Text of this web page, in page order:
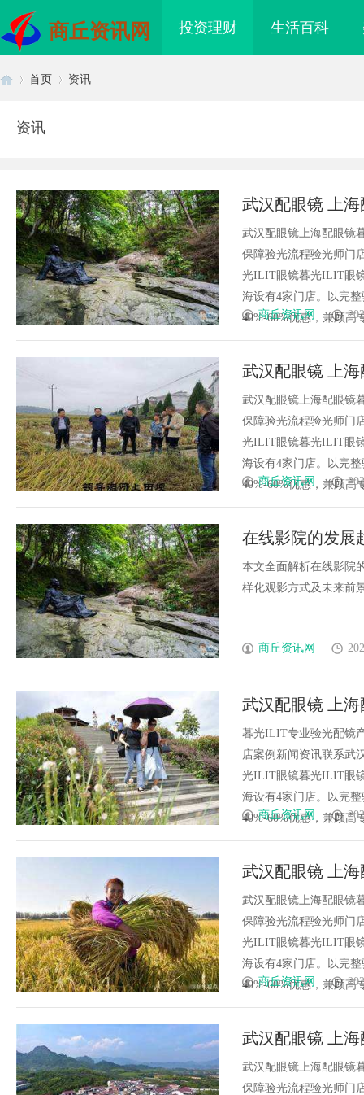
商丘资讯网 投资理财 生活百科
首页 资讯
资讯
武汉配眼镜 上
武汉配眼镜上海配眼镜
保障验光流程验光师门
光ILIT眼镜暮光ILIT眼
海设有4家门店。以完
40%-60%优惠，兼顾高
商丘资讯网
武汉配眼镜 上
武汉配眼镜上海配眼镜
保障验光流程验光师门
光ILIT眼镜暮光ILIT眼
海设有4家门店。以完
40%-60%优惠，兼顾高
商丘资讯网
在线影院的发展
本文全面解析在线影院
样化观影方式及未来前
商丘资讯网
武汉配眼镜 上
暮光ILIT专业验光配镜
店案例新闻资讯联系武
光ILIT眼镜暮光ILIT眼
海设有4家门店。以完
40%-60%优惠，兼顾高
商丘资讯网
武汉配眼镜 上
武汉配眼镜上海配眼镜
保障验光流程验光师门
光ILIT眼镜暮光ILIT眼
海设有4家门店。以完
40%-60%优惠，兼顾高
商丘资讯网
武汉配眼镜 上
武汉配眼镜上海配眼镜
保障验光流程验光师门
配眼镜 商标转让：附带原创设计，提升
辨识度